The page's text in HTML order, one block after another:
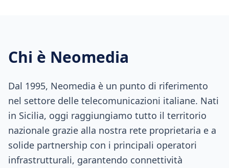
Chi è Neomedia
Dal 1995, Neomedia è un punto di riferimento
nel settore delle telecomunicazioni italiane. Nati
in Sicilia, oggi raggiungiamo tutto il territorio
nazionale grazie alla nostra rete proprietaria e a
solide partnership con i principali operatori
infrastrutturali, garantendo connettività